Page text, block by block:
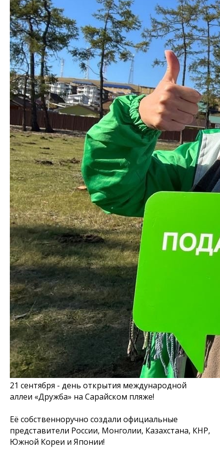
21 сентября - день открытия международной
аллеи «Дружба» на Сарайском пляже!
Её собственноручно создали официальные
представители России, Монголии, Казахстана, КНР,
Южной Кореи и Японии!